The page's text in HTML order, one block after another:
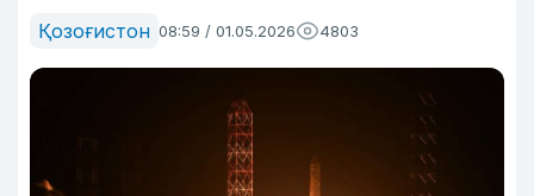
Қозоғистон 08:59 / 01.05.2026 4803